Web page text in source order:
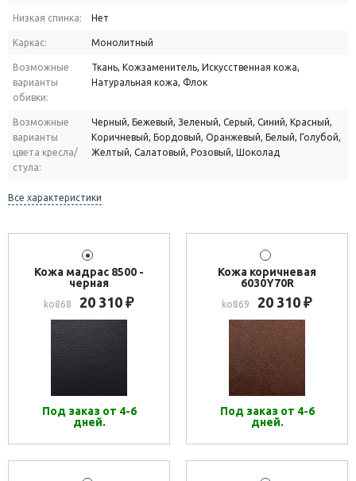
Низкая спинка: Нет
Каркас: Монолитный
Возможные
варианты
обивки:
Ткань, Кожзаменитель, Искусственная кожа,
Натуральная кожа, Флок
Возможные
варианты
цвета кресла/
стула:
Черный, Бежевый, Зеленый, Серый, Синий, Красный,
Коричневый, Бордовый, Оранжевый, Белый, Голубой,
Желтый, Салатовый, Розовый, Шоколад
Все характеристики
Кожа мадрас 8500 -
черная
ko868 20 310 ₽
Под заказ от 4-6
дней.
Кожа коричневая
6030Y70R
ko869 20 310 ₽
Под заказ от 4-6
дней.